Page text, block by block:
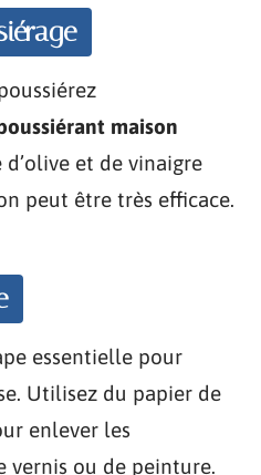
maison
d’olive et de vinaigre
peut être très efficace.
essentielle pour
Utilisez du papier de
enlever les
vernis ou de peinture.